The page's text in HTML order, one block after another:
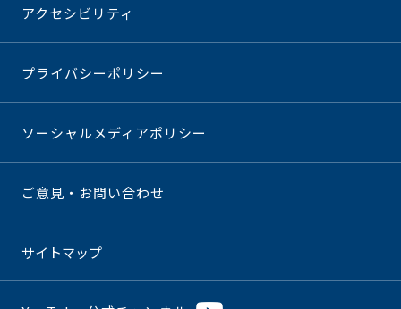
アクセシビリティ
プライバシーポリシー
ソーシャルメディアポリシー
ご意見・お問い合わせ
サイトマップ